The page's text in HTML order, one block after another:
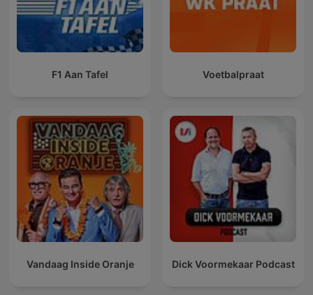
F1 Aan Tafel Voetbalpraat
Vandaag Inside Oranje Dick Voormekaar Podcast